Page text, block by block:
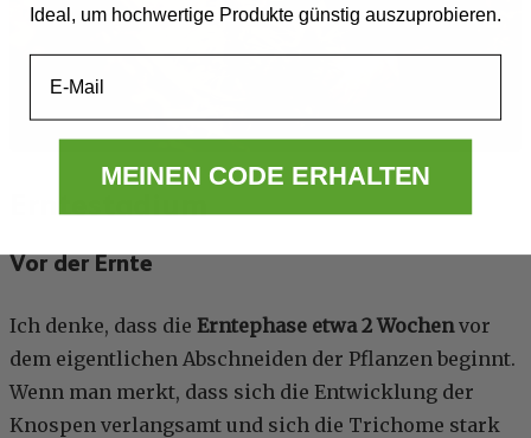
Vor der Ernte
Ich denke, dass die Erntephase etwa 2 Wochenvor
dem eigentlichen Abschneiden der Pflanzen beginnt.
Wenn man merkt, dass sich die Entwicklung der
Knospen verlangsamt und sich die Trichome stark
Ideal, um hochwertige Produkte günstig auszuprobieren.
MEINEN CODE ERHALTEN